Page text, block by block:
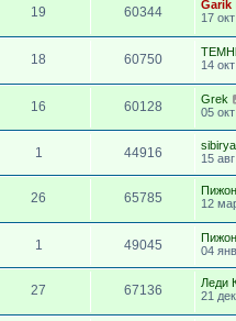
19 60344
Garik
17
18 60750
14
16 60128
Grek
05
1 44916
15
26 65785
Пижон
12
1 49045
Пижон
04
27 67136
Леди
21